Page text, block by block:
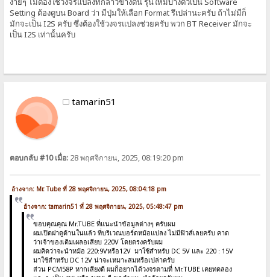
Setting ต้องดูบน Board ว่า มีปุ่มให้เลือก Format รึเปล่านะครับ ถ้าไม่มีก็
มักจะเป็น I2S ครับ ซึ่งต้องใช้วงจรแปลงช่วยครับ พวก BT Receiver มักจะ
เป็น I2S เท่านั้นครับ
tamarin51
ตอบกลับ #10 เมื่อ: 28 พฤศจิกายน, 2025, 08:19:20 pm
อ้างจาก: Mr. Tube ที่ 28 พฤศจิกายน, 2025, 08:04:18 pm
อ้างจาก: tamarin51 ที่ 28 พฤศจิกายน, 2025, 05:48:47 pm
ขอบคุณคุณ Mr.TUBE ที่แนะนำข้อมูลต่างๆ ครับผม
ผมเปิดฝาดูด้านในแล้ว ที่บริเวณบอร์ดหม้อแปลง ไม่มีฟิวส์เลยครับ คาด
ว่าเจ้าของเดิมเผลอเสียบ 220V โดยตรงครับผม
ผมคิดว่าจะนำหม้อ 220:9Vหรือ12V มาใช้สำหรับ DC 5V และ 220 : 15V
มาใช้สำหรับ DC 12V น่าจะเหมาะสมหรือเปล่าครับ
ส่วน PCM58P หากเสียงดี ผมก็อยากได้วงจรตามที่ Mr.TUBE เคยทดลอง